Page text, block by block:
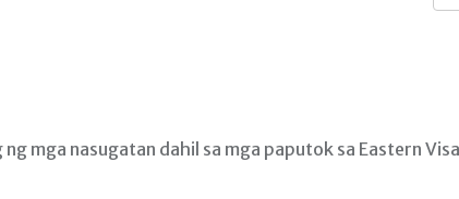
mga nasugatan dahil sa mga paputok sa Eastern